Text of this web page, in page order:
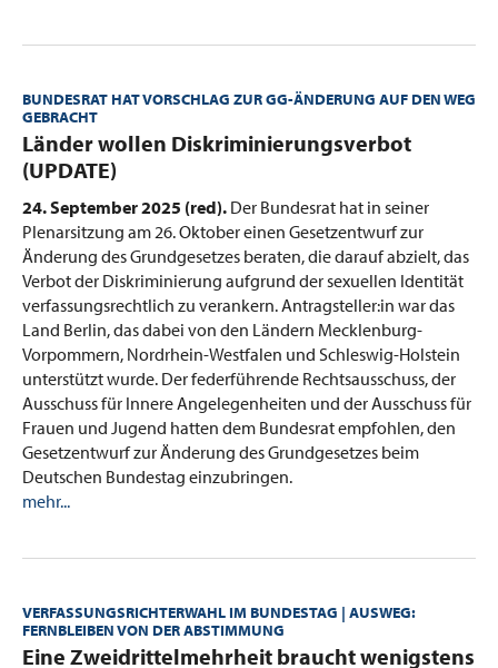
BUNDESRAT HAT VORSCHLAG ZUR GG-ÄNDERUNG AUF DEN WEG
GEBRACHT
:Länder wollen Diskriminierungsverbot
(UPDATE)
24. September 2025 (red). Der Bundesrat hat in seiner
Plenarsitzung am 26. Oktober einen Gesetzentwurf zur
Änderung des Grundgesetzes beraten, die darauf abzielt, das
Verbot der Diskriminierung aufgrund der sexuellen Identität
verfassungsrechtlich zu verankern. Antragsteller:in war das
Land Berlin, das dabei von den Ländern Mecklenburg-
Vorpommern, Nordrhein-Westfalen und Schleswig-Holstein
unterstützt wurde. Der federführende Rechtsausschuss, der
Ausschuss für Innere Angelegenheiten und der Ausschuss für
Frauen und Jugend hatten dem Bundesrat empfohlen, den
Gesetzentwurf zur Änderung des Grundgesetzes beim
Deutschen Bundestag einzubringen.
mehr...
VERFASSUNGSRICHTERWAHL IM BUNDESTAG | AUSWEG:
FERNBLEIBEN VON DER ABSTIMMUNG
:Eine Zweidrittelmehrheit braucht wenigstens